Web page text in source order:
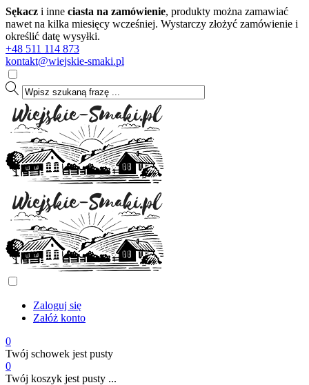
Sękacz i inne ciasta na zamówienie, produkty można zamawiać
nawet na kilka miesięcy wcześniej. Wystarczy złożyć zamówienie i
określić datę wysyłki.
+48 511 114 873
kontakt@wiejskie-smaki.pl
Zaloguj się
Załóż konto
0
Twój schowek jest pusty
0
Twój koszyk jest pusty ...